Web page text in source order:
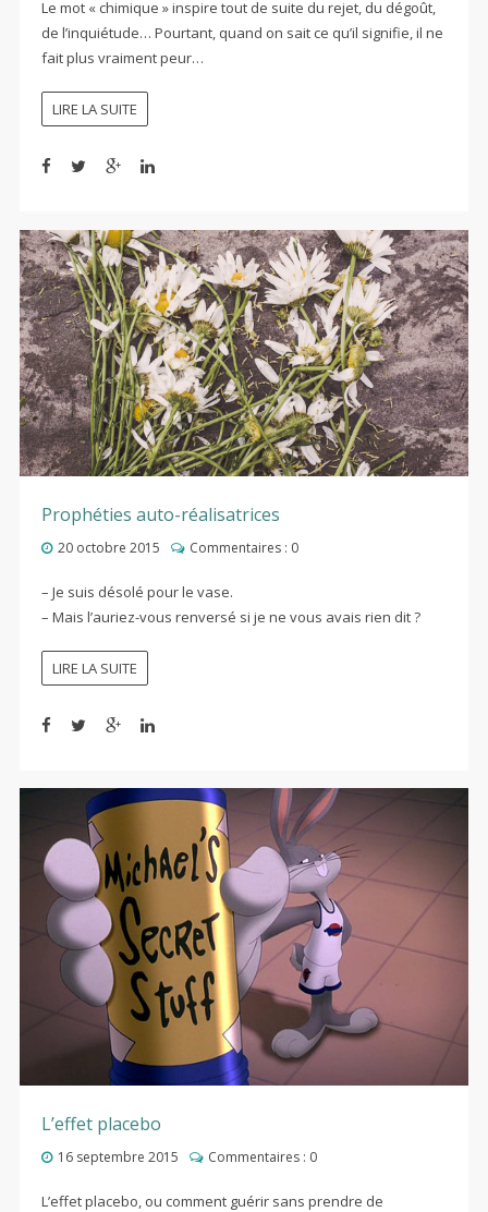
Le mot « chimique » inspire tout de suite du rejet, du dégoût,
de l’inquiétude… Pourtant, quand on sait ce qu’il signifie, il ne
fait plus vraiment peur…
LIRE LA SUITE
Prophéties auto-réalisatrices
20 octobre 2015 Commentaires : 0
– Je suis désolé pour le vase.
– Mais l’auriez-vous renversé si je ne vous avais rien dit ?
LIRE LA SUITE
L’effet placebo
16 septembre 2015 Commentaires : 0
L’effet placebo, ou comment guérir sans prendre de